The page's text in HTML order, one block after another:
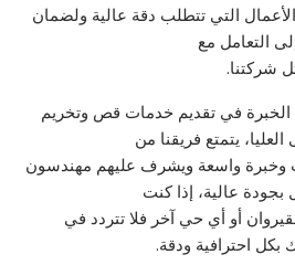
التي تتطلب دقة عالية ولضمان
التعامل مع
شركتنا.
في تقديم خدمات قص وتخريم
يتمتع فريقنا من
وخبرة واسعة ويشرف عليهم مهندسون
عالية، إذا كنت
أو أي حي آخر فلا تتردد في
بكل احترافية ودقة.